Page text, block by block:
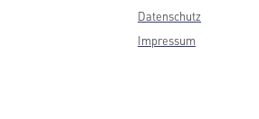
Datenschutz
Impressum